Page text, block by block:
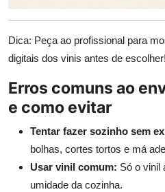
Dica: Peça ao profissional para
digitais dos vinis antes de escolher!
Erros comuns ao
e como evitar
Tentar fazer sozinho sem
bolhas, cortes tortos e má
Usar vinil comum: Só o vinil
umidade da cozinha.